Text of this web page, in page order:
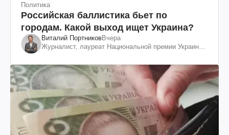
Политика
Российская баллистика бьет по
городам. Какой выход ищет Украина?
Виталий ПортниковВчера
Журналист, лауреат Национальной премии Украины